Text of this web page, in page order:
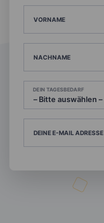
VORNAME
NACHNAME
DEIN TAGESBEDARF
DEINE E-MAIL ADRESSE